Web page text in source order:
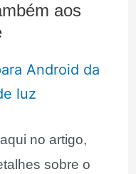
aos
no artigo,
sobre o